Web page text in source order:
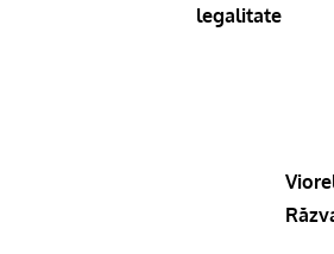
legalitate